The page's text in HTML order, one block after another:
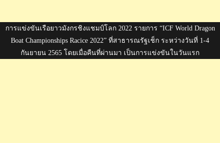
การแข่งขันเรือยาวมังกรชิงแชมป์โลก 2022 รายการ “ICF World Dragon
Boat Championships Racice 2022” ที่สาธารณรัฐเช็ก ระหว่างวันที่ 1-4
กันยายน 2565 โดยเมื่อคืนที่ผ่านมา เป็นการแข่งขันในวันแรก